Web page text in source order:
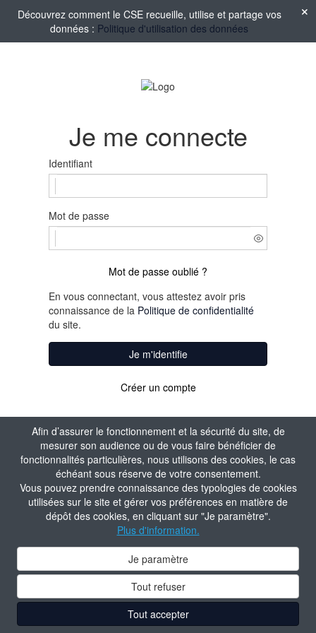
Afin d’assurer le fonctionnement et la sécurité du site, de
mesurer son audience ou de vous faire bénéficier de
fonctionnalités particulières, nous utilisons des cookies, le cas
échéant sous réserve de votre consentement.
Vous pouvez prendre connaissance des typologies de cookies
utilisées sur le site et gérer vos préférences en matière de
dépôt des cookies, en cliquant sur "Je paramètre".
Plus d'information.
Je paramètre
Tout refuser
Tout accepter
Découvrez comment le CSE recueille, utilise et partage vos
données : Politique d'utilisation des données
Je me connecte
Identifiant
Mot de passe
Mot de passe oublié ?
En vous connectant, vous attestez avoir pris
connaissance de la Politique de confidentialité
du site.
Je m'identifie
Créer un compte